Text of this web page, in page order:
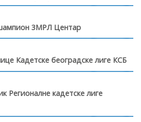
3МРЛ Центар
Кадетске београдске лиге КСБ
Регионалне кадетске лиге